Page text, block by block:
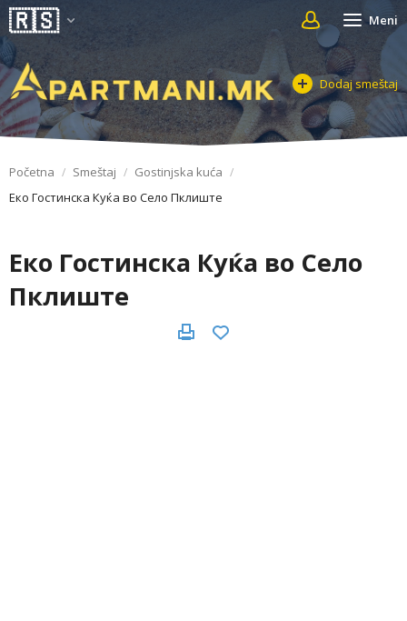
Meni
Dodaj smeštaj
Početna Smeštaj
Gostinjska kuća
Еко Гостинска Куќа во Село Пклиште
Еко Гостинска Куќа во Село
Пклиште